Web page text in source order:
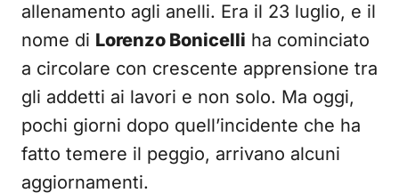
allenamento agli anelli. Era il 23 luglio, e il
nome di Lorenzo Bonicelli ha cominciato
a circolare con crescente apprensione tra
gli addetti ai lavori e non solo. Ma oggi,
pochi giorni dopo quell’incidente che ha
fatto temere il peggio, arrivano alcuni
aggiornamenti.